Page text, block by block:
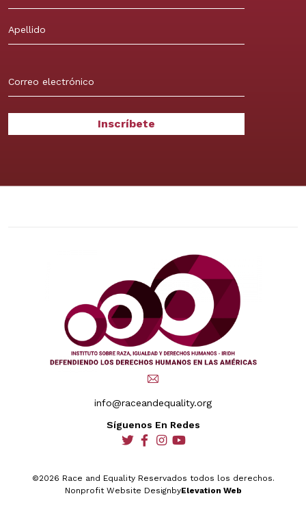
info@raceandequality.org
Síguenos En Redes
socialsocialsocialsocial
©2026 Race and Equality Reservados todos los derechos.
Nonprofit Website DesignbyElevation Web